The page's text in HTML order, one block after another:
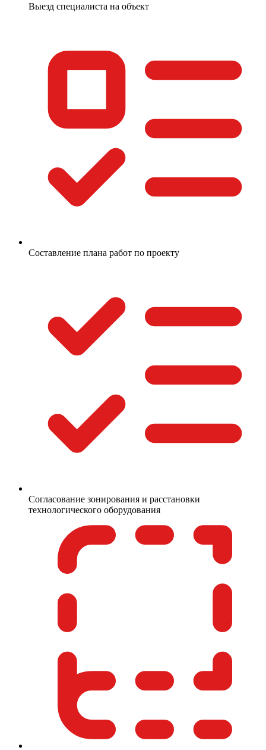
Выезд специалиста на объект
Составление плана работ по проекту
Согласование зонирования и расстановки
технологического оборудования